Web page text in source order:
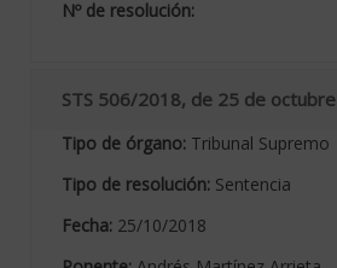
Nº de resolución:
STS 506/2018, de 25 de octubre
Tipo de órgano: Tribunal Supremo
Tipo de resolución: Sentencia
Fecha: 25/10/2018